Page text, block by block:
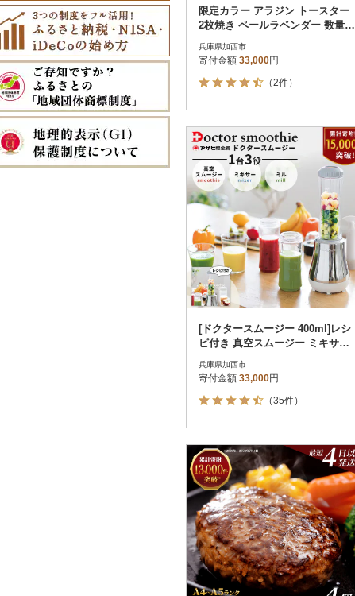
限定カラー アラジン トースター
2枚焼き ペールラベンダー 数量限
兵庫県加西市
寄付金額 33,000円
（2件）
[ドクタースムージー 400ml]レシ
ピ付き 真空スムージー ミキサー
兵庫県加西市
寄付金額 33,000円
（35件）